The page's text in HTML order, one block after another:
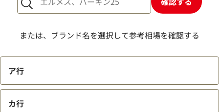
または、ブランド名を選択して参考相場を確認する
ア行
カ行